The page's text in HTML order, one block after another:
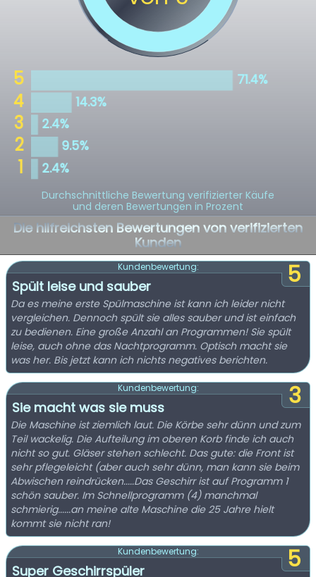
Durchschnittliche Bewertung verifizierter Käufe
und deren Bewertungen in Prozent
Die hilfreichsten Bewertungen von verifizierten
Kunden
5
Kundenbewertung:
Spült leise und sauber
Da es meine erste Spülmaschine ist kann ich leider nicht
vergleichen. Dennoch spült sie alles sauber und ist einfach
zu bedienen. Eine große Anzahl an Programmen! Sie spült
leise, auch ohne das Nachtprogramm. Optisch macht sie
was her. Bis jetzt kann ich nichts negatives berichten.
3
Kundenbewertung:
Sie macht was sie muss
Die Maschine ist ziemlich laut. Die Körbe sehr dünn und zum
Teil wackelig. Die Aufteilung im oberen Korb finde ich auch
nicht so gut. Gläser stehen schlecht. Das gute: die Front ist
sehr pflegeleicht (aber auch sehr dünn, man kann sie beim
Abwischen reindrücken.....Das Geschirr ist auf Programm 1
schön sauber. Im Schnellprogramm (4) manchmal
schmierig......an meine alte Maschine die 25 Jahre hielt
kommt sie nicht ran!
5
Kundenbewertung:
Super Geschirrspüler